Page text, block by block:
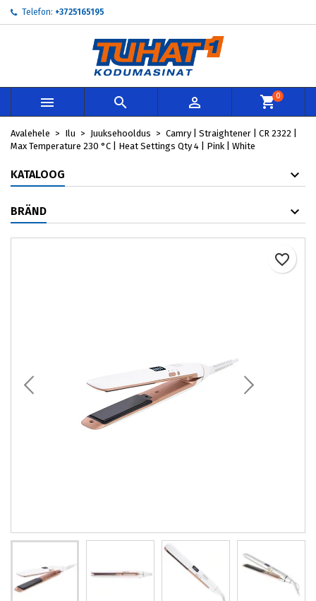
Telefon: +3725165195
   0
Avalehele Ilu Juuksehooldus
Camry | Straightener | CR 2322 |
Max Temperature 230 °C | Heat Settings Qty 4 | Pink | White
KATALOOG
BRÄND
favorite_border
My wishlists ×
Create new list
Loo soovinimekiri ×
Soovinimekirja nimi
Loobu Loo soovinimekiri
Sisene ×
Te peate olema sisselogitud, et tooteid soovinimekirja